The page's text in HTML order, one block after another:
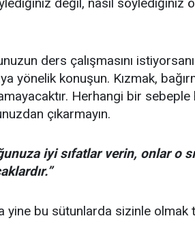
ders çalışmasını
yönelik konuşun. Kızmak,
Herhangi bir
çıkarmayın.
iyi sıfatlar verin, onlar o
yine bu sütunlarda sizinle olmak